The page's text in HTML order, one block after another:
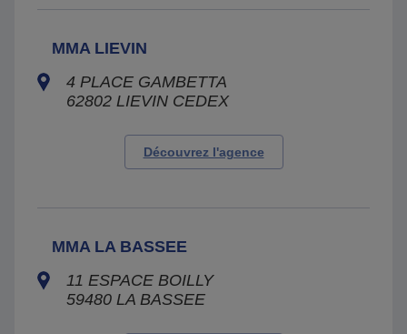
MMA LIEVIN
4 PLACE GAMBETTA
62802 LIEVIN CEDEX
Découvrez l'agence
MMA LA BASSEE
11 ESPACE BOILLY
59480 LA BASSEE